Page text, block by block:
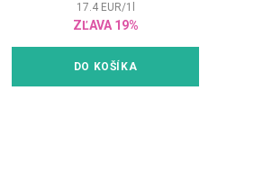
17.4 EUR/1
ZĽAVA 19%
DO KOŠÍKA